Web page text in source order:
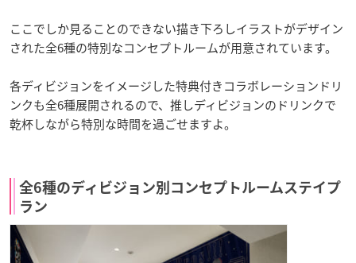
ここでしか見ることのできない描き下ろしイラストがデザイン
された全6種の特別なコンセプトルームが用意されています。
各ディビジョンをイメージした特典付きコラボレーションドリ
ンクも全6種展開されるので、推しディビジョンのドリンクで
乾杯しながら特別な時間を過ごせますよ。
全6種のディビジョン別コンセプトルームステイプ
ラン